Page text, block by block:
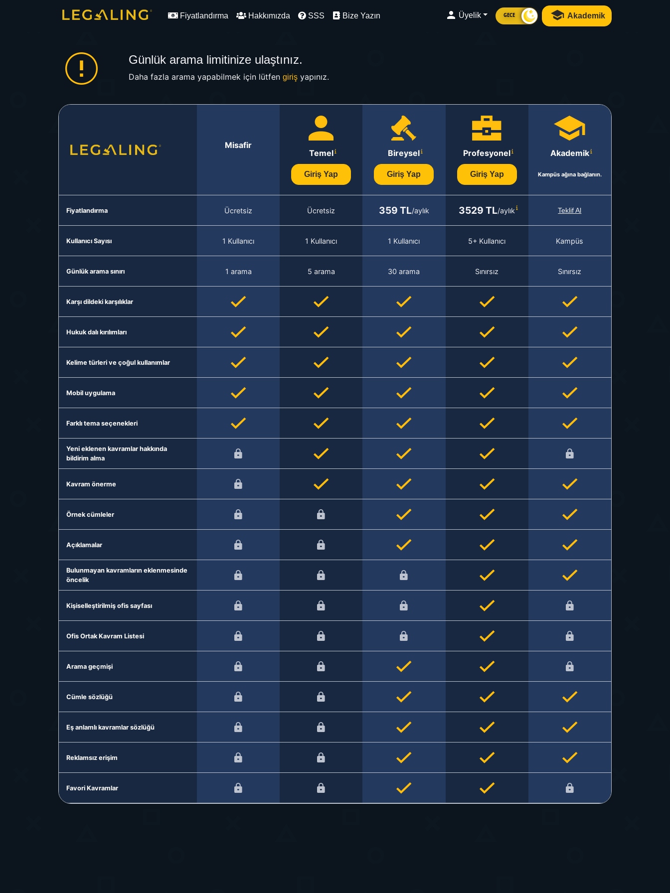
Fiyatlandırma Hakkımızda SSS Bize Yazın Üyelik GECE Akademik
Günlük arama limitinize ulaştınız.
Daha fazla arama yapabilmek için lütfen girişyapınız.
Misafir
Temel
Giriş Yap
Bireysel
Giriş Yap
Profesyonel
Giriş Yap
Akademik
Kampüs ağına bağlanın.
Fiyatlandırma Ücretsiz Ücretsiz 359 TL/aylık 3529 TL/aylık Teklif Al
Kullanıcı Sayısı 1 Kullanıcı 1 Kullanıcı 1 Kullanıcı 5+ Kullanıcı Kampüs
Günlük arama sınırı 1 arama 5 arama 30 arama Sınırsız Sınırsız
Karşı dildeki karşılıklar
Hukuk dalı kırılımları
Kelime türleri ve çoğul kullanımlar
Mobil uygulama
Farklı tema seçenekleri
Yeni eklenen kavramlar hakkında
bildirim alma
Kavram önerme
Örnek cümleler
Açıklamalar
Bulunmayan kavramların eklenmesinde
öncelik
Kişiselleştirilmiş ofis sayfası
Ofis Ortak Kavram Listesi
Arama geçmişi
Cümle sözlüğü
Eş anlamlı kavramlar sözlüğü
Reklamsız erişim
Favori Kavramlar